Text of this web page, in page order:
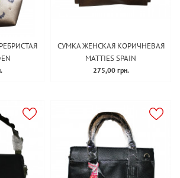
СУМКА ЖЕНСКАЯ КОРИЧНЕВАЯ
MATTIES SPAIN
275,00 грн.